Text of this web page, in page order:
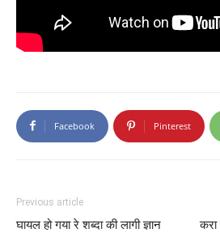
Facebook Pinterest
Previous article
घायल हो गया रे शब्दा की लागी ज्ञान
करा